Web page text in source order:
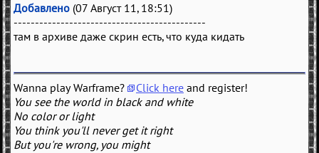
Добавлено (07 Август 11, 18:51)
---------------------------------------------
там в архиве даже скрин есть, что куда кидать
Wanna play Warframe? Click here and register!
You see the world in black and white
No color or light
You think you'll never get it right
But you're wrong, you might